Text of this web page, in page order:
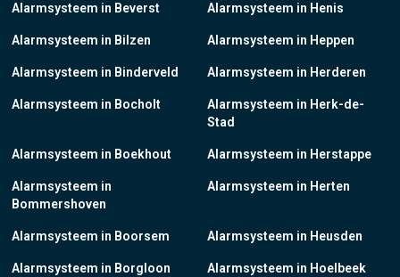
Alarmsysteem in Beverst
Alarmsysteem in Bilzen
Alarmsysteem in Binderveld
Alarmsysteem in Bocholt
Alarmsysteem in Boekhout
Alarmsysteem in
Bommershoven
Alarmsysteem in Boorsem
Alarmsysteem in Borgloon
Alarmsysteem in Henis
Alarmsysteem in Heppen
Alarmsysteem in Herderen
Alarmsysteem in Herk-de-
Stad
Alarmsysteem in Herstappe
Alarmsysteem in Herten
Alarmsysteem in Heusden
Alarmsysteem in Hoelbeek